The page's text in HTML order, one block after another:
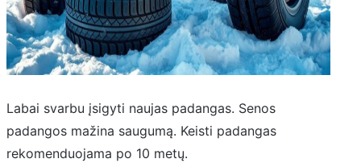
Labai svarbu įsigyti naujas padangas. Senos
padangos mažina saugumą. Keisti padangas
rekomenduojama po 10 metų.